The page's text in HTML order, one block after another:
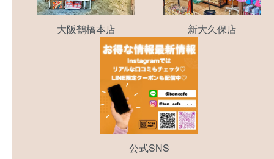
大阪鶴橋本店 新大久保店
公式SNS